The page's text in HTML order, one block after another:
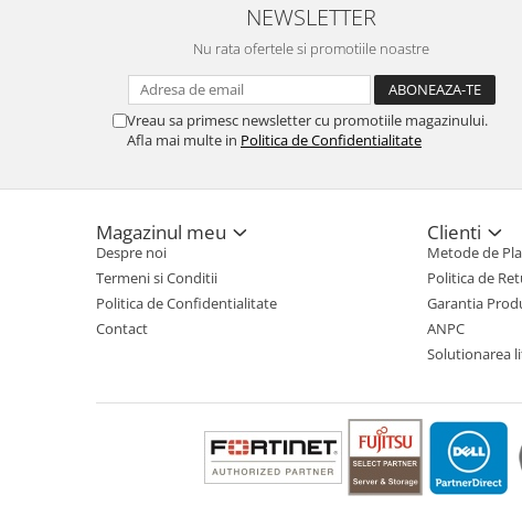
NEWSLETTER
Nu rata ofertele si promotiile noastre
Vreau sa primesc newsletter cu promotiile magazinului.
Afla mai multe in Politica de Confidentialitate
Magazinul meu
Despre noi
Termeni si Conditii
Politica de Confidentialitate
Contact
Clienti
Metode de
Politica de
Garantia
ANPC
Solutionarea